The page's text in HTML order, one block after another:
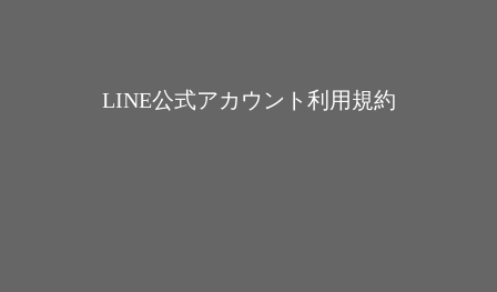
LINE公式アカウント利用規約